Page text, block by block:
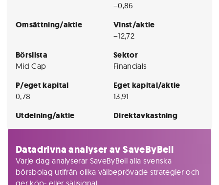
−0,86
Omsättning/aktie Vinst/aktie
−12,72
Börslista
Mid Cap
Sektor
Financials
P/eget kapital
0,78
Eget kapital/aktie
13,91
Utdelning/aktie Direktavkastning
Datadrivna analyser av SaveByBell
Varje dag analyserar SaveByBell alla svenska
börsbolag utifrån olika välbeprövade strategier och
ger köp- eller säljsignal.